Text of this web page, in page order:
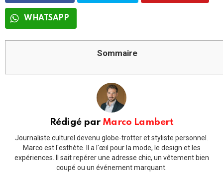
WHATSAPP
Sommaire
Rédigé par Marco Lambert
Journaliste culturel devenu globe-trotter et styliste personnel.
Marco est l'esthète. Il a l'œil pour la mode, le design et les
expériences. Il sait repérer une adresse chic, un vêtement bien
coupé ou un événement marquant.